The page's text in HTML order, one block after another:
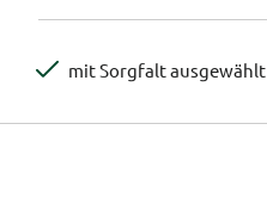
mit Sorgfalt ausgewählt